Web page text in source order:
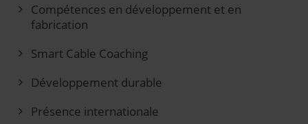
Compétences en développement et en
fabrication
Smart Cable Coaching
Développement durable
Présence internationale